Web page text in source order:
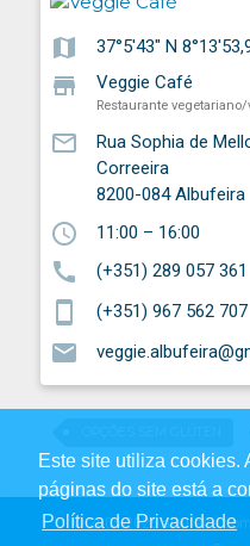
Este site utiliza cookies.
páginas do site está a
Política de Privacidade
map 37°5'43" N
store Veggie Café
Restaurante vegetariano/
mail_outline
Rua Sophia de
Correeira
8200-084 Albufeira
schedule 11:00 – 16:00
call (+351) 289 057 361
smartphone (+351) 967 562 707
email
© 2005-2026